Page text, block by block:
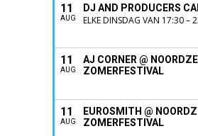
11
AUG
DJ AND PRODUCERS
ELKE DINSDAG VAN 17:30 –
11
AUG
AJ CORNER @
ZOMERFESTIVAL
11
AUG
EUROSMITH @
ZOMERFESTIVAL